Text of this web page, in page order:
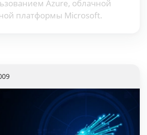
Azure, облачной
платформы Microsoft.